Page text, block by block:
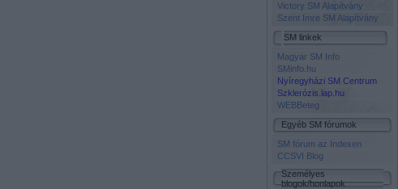
Victory SM Alapítvány
Szent Imre SM Alapítvány
SM linkek
Magyar SM Info
SMinfo.hu
Nyíregyházi SM Centrum
Szklerózis.lap.hu
WEBBeteg
Egyéb SM fórumok
SM fórum az Indexen
CCSVI Blog
Személyes
blogok/honlapok